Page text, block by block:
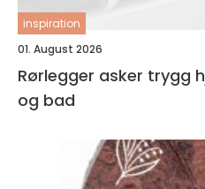
inspiration
01. August 2026
Rørlegger asker trygg hjelp til vann, varme
og bad